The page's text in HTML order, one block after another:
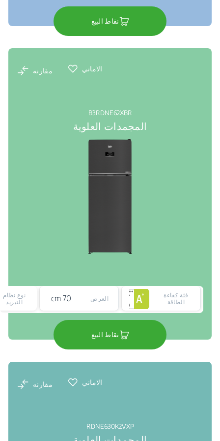
نقاط البيع
الاماني مقارنه
B3RDNE62XBR
المجمدات العلوية
فئة كفاءة
الطاقة
العرض 70 cm
نوع نظام
التبريد
نقاط البيع
الاماني مقارنه
RDNE630K2VXP